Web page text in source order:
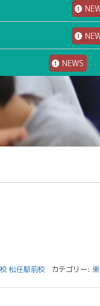
NEWS
松任駅前校 カテゴリー: